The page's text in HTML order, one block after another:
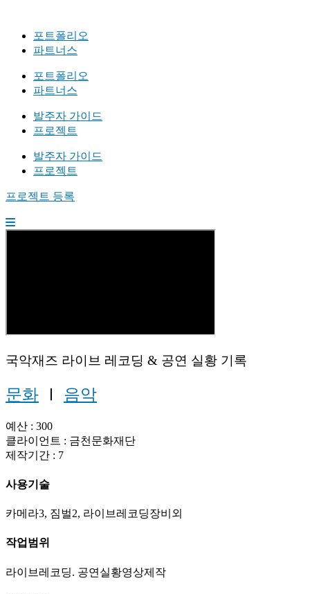
포트폴리오
파트너스
포트폴리오
파트너스
발주자 가이드
프로젝트
발주자 가이드
프로젝트
프로젝트 등록
국악재즈 라이브 레코딩 & 공연 실황 기록
문화 Ⅰ 음악
예산 : 300
클라이언트 : 금천문화재단
제작기간 : 7
사용기술
카메라3, 짐벌2, 라이브레코딩장비외
작업범위
라이브레코딩. 공연실황영상제작